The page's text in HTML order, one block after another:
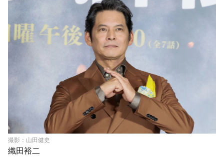
撮影：山田健史
織田裕二